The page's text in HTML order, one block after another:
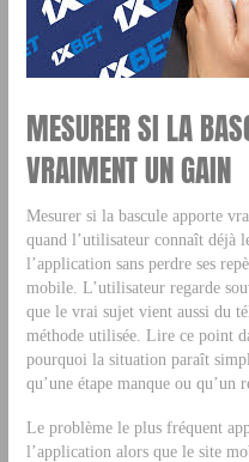
MESURER SI LA
VRAIMENT UN GAIN
Mesurer si la bascule apporte
quand l’utilisateur connaît déjà
l’application sans perdre ses
mobile. L’utilisateur regarde
que le vrai sujet vient aussi du
méthode utilisée. Lire ce point
pourquoi la situation paraît
qu’une étape manque ou qu’un
Le problème le plus fréquent
l’application alors que le site